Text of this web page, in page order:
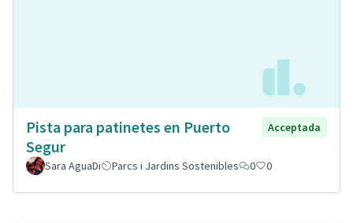
Pista para patinetes en Puerto
Segur
Acceptada
Sara AguaDi Parcs i Jardins Sostenibles 0 0